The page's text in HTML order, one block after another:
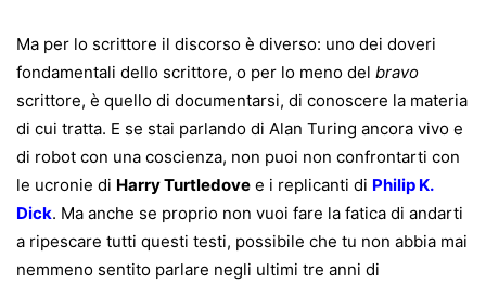
Ma per lo scrittore il discorso è diverso: uno dei doveri
fondamentali dello scrittore, o per lo meno del bravo
scrittore, è quello di documentarsi, di conoscere la materia
di cui tratta. E se stai parlando di Alan Turing ancora vivo e
di robot con una coscienza, non puoi non confrontarti con
le ucronie di Harry Turtledove e i replicanti di Philip K.
Dick. Ma anche se proprio non vuoi fare la fatica di andarti
a ripescare tutti questi testi, possibile che tu non abbia mai
nemmeno sentito parlare negli ultimi tre anni di